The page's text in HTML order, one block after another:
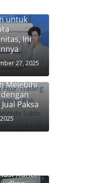
untuk
Ini
27, 2025
Fitur
Limit,
Beli
Melebihi
Paksa
Kunci